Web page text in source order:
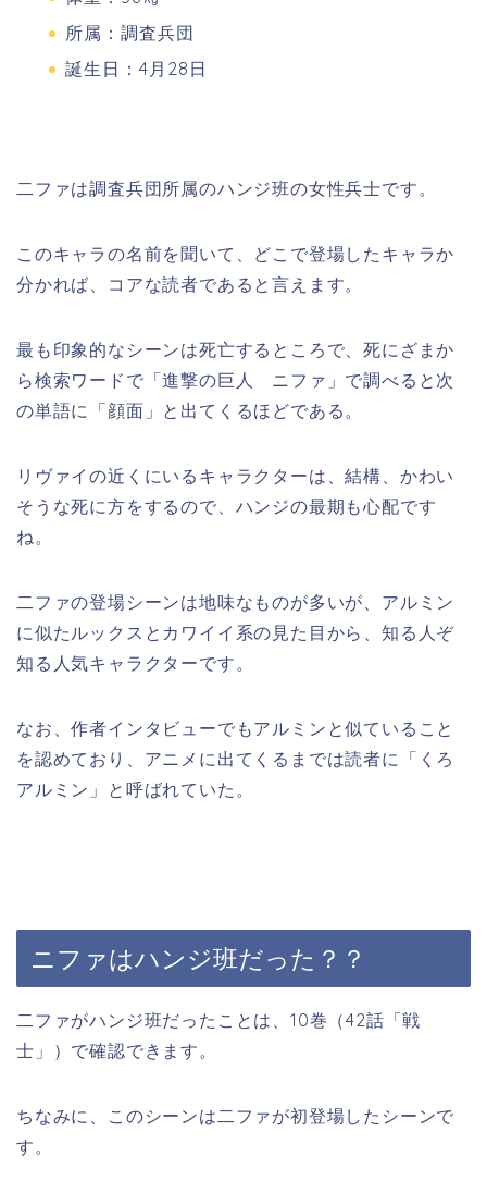
所属：調査兵団
誕生日：4月28日
二ファは調査兵団所属のハンジ班の女性兵士です。
このキャラの名前を聞いて、どこで登場したキャラか
分かれば、コアな読者であると言えます。
最も印象的なシーンは死亡するところで、死にざまか
ら検索ワードで「進撃の巨人 ニファ」で調べると次
の単語に「顔面」と出てくるほどである。
リヴァイの近くにいるキャラクターは、結構、かわい
そうな死に方をするので、ハンジの最期も心配です
ね。
二ファの登場シーンは地味なものが多いが、アルミン
に似たルックスとカワイイ系の見た目から、知る人ぞ
知る人気キャラクターです。
なお、作者インタビューでもアルミンと似ていること
を認めており、アニメに出てくるまでは読者に「くろ
アルミン」と呼ばれていた。
ニファはハンジ班だった？？
二ファがハンジ班だったことは、10巻（42話「戦
士」）で確認できます。
ちなみに、このシーンは二ファが初登場したシーンで
す。